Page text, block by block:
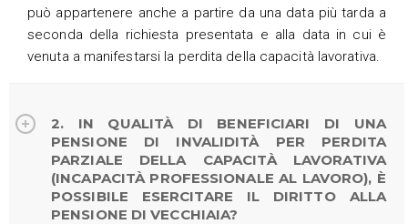
può appartenere anche a partire da una data più tarda a
seconda della richiesta presentata e alla data in cui è
venuta a manifestarsi la perdita della capacità lavorativa.
2. IN QUALITÀ DI BENEFICIARI DI UNA
PENSIONE DI INVALIDITÀ PER PERDITA
PARZIALE DELLA CAPACITÀ LAVORATIVA
(INCAPACITÀ PROFESSIONALE AL LAVORO), È
POSSIBILE ESERCITARE IL DIRITTO ALLA
PENSIONE DI VECCHIAIA?